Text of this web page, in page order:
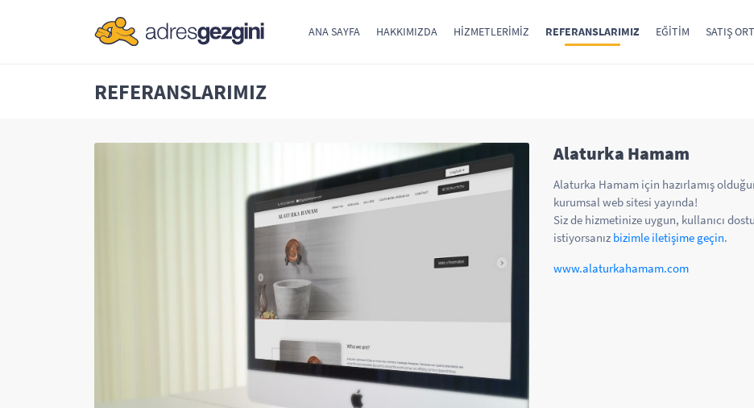
ANA SAYFA HAKKIMIZDA HIZMETLERIMIZ REFERANSLARIMIZ EĞITIM SATIŞ
REFERANSLARIMIZ
Alaturka Hamam
Alaturka Hamam için hazırlamış
kurumsal web sitesi yayında!
Siz de hizmetinize uygun, kullanıcı
istiyorsanız bizimle iletişime geçin.
www.alaturkahamam.com